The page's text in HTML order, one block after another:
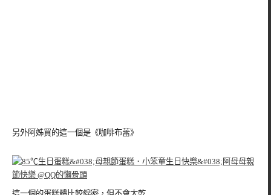
另外阿姊買的這一個是《咖啡布蕾》